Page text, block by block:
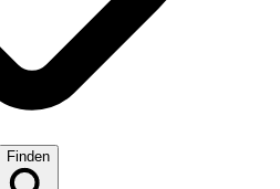
Finden